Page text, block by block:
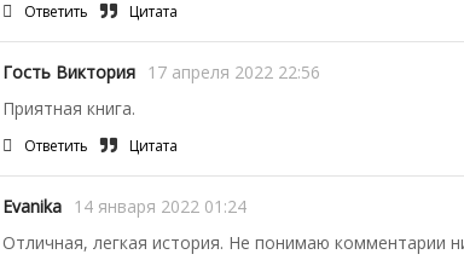
Ответить Цитата
Гость Виктория 17 апреля 2022 22:56
Приятная книга.
Ответить Цитата
Evanika 14 января 2022 01:24
Отличная, легкая история. Не понимаю комментарии